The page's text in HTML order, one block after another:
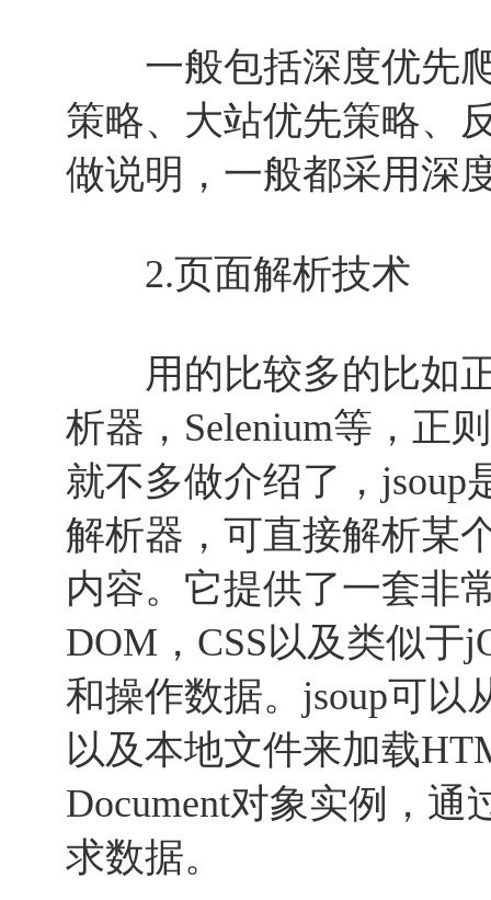
一般包括深度优先爬
策略、大站优先策略、
做说明，一般都采用深
2.页面解析技术
用的比较多的比如正
析器，Selenium等，正
就不多做介绍了，jsoup
解析器，可直接解析某
内容。它提供了一套非
DOM，CSS以及类似于
和操作数据。jsoup可以
以及本地文件来加载
Document对象实例，
求数据。